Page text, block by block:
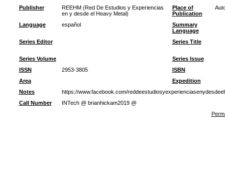
Publisher
REEHM (Red De Estudios y Experiencias
en y desde el Heavy Metal)
Place of
Publication
Language español
Summary
Language
Series Editor
Series Title
Series Volume
Series Issue
ISSN
2953-3805
ISBN
Area
Expedition
Notes
https://www.facebook.com/
Call Number
INTech @ brianhickam2019 @